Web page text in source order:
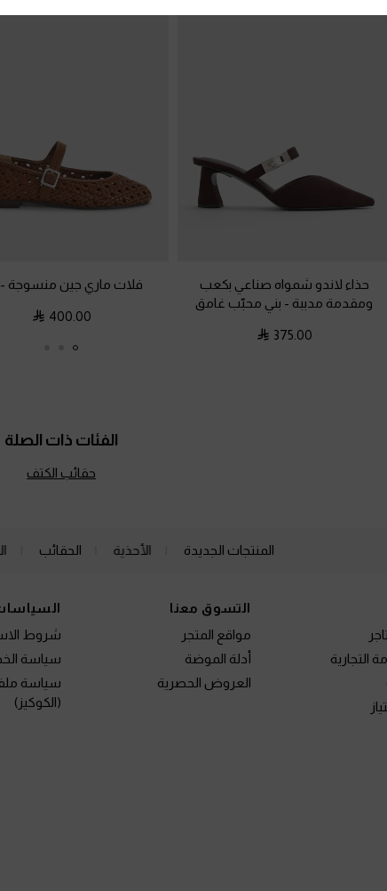
حذاء لاندو شمواه صناعي بكعب
ومقدمة مدببة - بني محبّب غامق
375.00
فلات ماري جين منسوجة -
400.00
الفئات ذات الصلة
حقائب الكتف
المنتجات الجديدة الأحذية الحقائب
التجارية
التسوق معنا
مواقع المتجر
أدلة الموضة
العروض الحصرية
شروط
سياسة
سياسة
(الكوكيز)